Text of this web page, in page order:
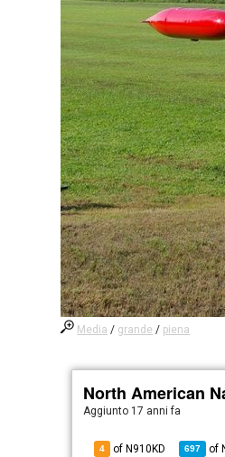
Media / grande / piena
North American
Aggiunto 17 anni fa
4 of N910KD 697 of